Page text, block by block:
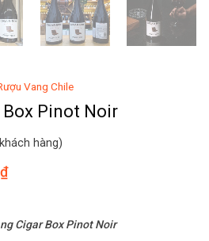
Vang Chile
Box Pinot Noir
hàng)
₫
Cigar Box Pinot Noir